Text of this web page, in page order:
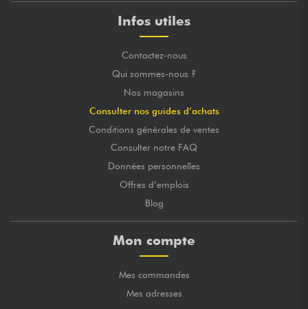
Infos utiles
Contactez-nous
Qui sommes-nous ?
Nos magasins
Consulter nos guides d’achats
Conditions générales de ventes
Consulter notre FAQ
Données personnelles
Offres d’emplois
Blog
Mon compte
Mes commandes
Mes adresses